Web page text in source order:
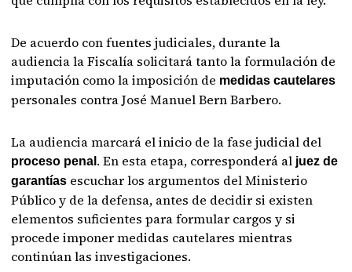
De acuerdo con fuentes judiciales, durante la
audiencia la Fiscalía solicitará tanto la formulación de
imputación como la imposición de medidas cautelares
personales contra José Manuel Bern Barbero.
La audiencia marcará el inicio de la fase judicial del
proceso penal . En esta etapa, corresponderá al juez de
garantías escuchar los argumentos del Ministerio
Público y de la defensa, antes de decidir si existen
elementos suficientes para formular cargos y si
procede imponer medidas cautelares mientras
continúan las investigaciones.